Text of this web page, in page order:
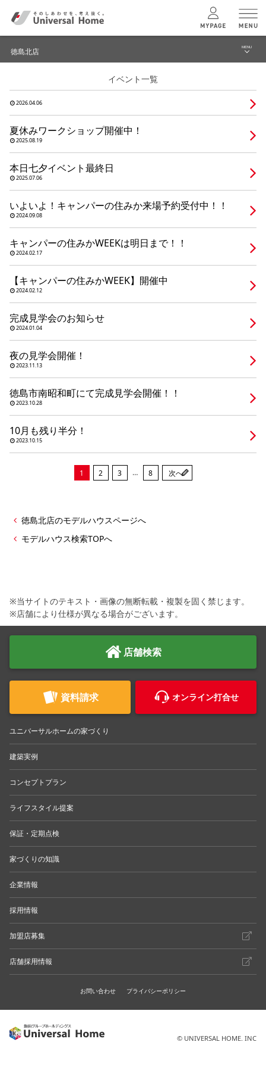
ユニバーサルホームの特長
コンセプトプラン
シミュレーション
キャンペーン・コラボ情報
家づくりの知識
徳島北店 MENU
モデルハウス見学予約
徳島北店 TOPへ
イベント一覧
2026.04.06
夏休みワークショップ開催中！
2025.08.19
本日七夕イベント最終日
2025.07.06
いよいよ！キャンパーの住みか来場予約受付中！！
2024.09.08
キャンパーの住みかWEEKは明日まで！！
2024.02.17
【キャンパーの住みかWEEK】開催中
2024.02.12
完成見学会のお知らせ
2024.01.04
夜の見学会開催！
2023.11.13
徳島市南昭和町にて完成見学会開催！！
2023.10.28
10月も残り半分！
2023.10.15
1 2 3 … 8 次へ
徳島北店のモデルハウスページへ
モデルハウス検索TOPへ
※当サイトのテキスト・画像の無断転載・複製を固く禁じます。
※店舗により仕様が異なる場合がございます。
店舗検索
資料請求 オンライン打合せ
ユニバーサルホームの家づくり
建築実例
コンセプトプラン
ライフスタイル提案
保証・定期点検
家づくりの知識
企業情報
採用情報
加盟店募集
店舗採用情報
お問い合わせ プライバシーポリシー
© UNIVERSAL HOME. INC